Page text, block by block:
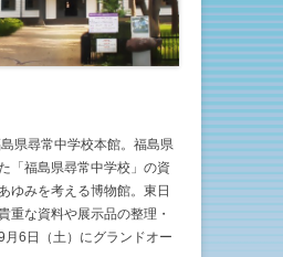
県尋常中学校本館。福島県
「福島県尋常中学校」の資
ゆみを考える博物館。東日
重な資料や展示品の整理・
月6日（土）にグランドオー